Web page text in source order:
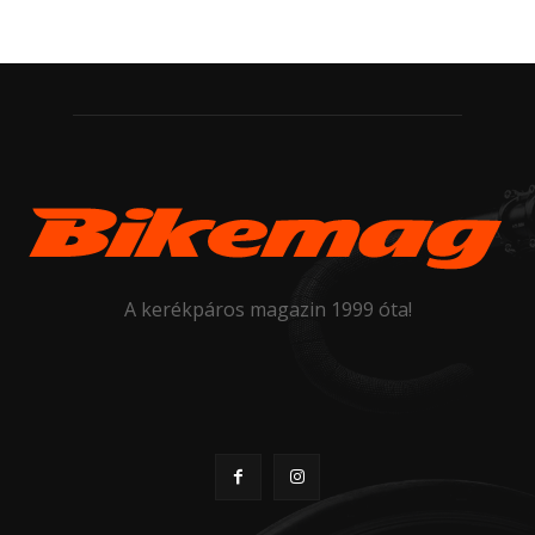
A kerékpáros magazin 1999 óta!